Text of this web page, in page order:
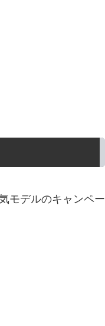
モデルのキャンペー